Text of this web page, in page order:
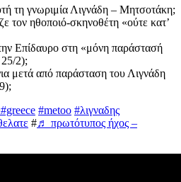
τη γνωριμία Λιγνάδη – Μητσοτάκη;
τον ηθοποιό-σκηνοθέτη «ούτε κατ’
Επίδαυρο στη «μόνη παράστασή
2);
μετά από παράσταση του Λιγνάδη
#greece #metoo #λιγναδης
#♬ πρωτότυπος ήχος –